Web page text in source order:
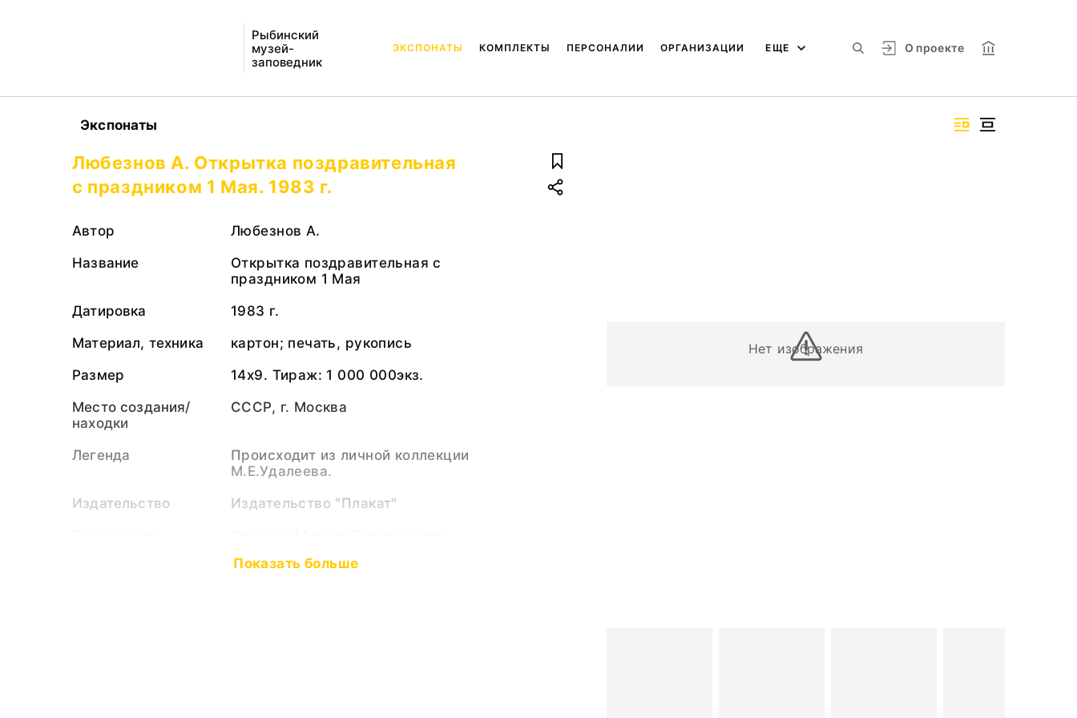
Рыбинский
музей-
заповедник
О проекте
ЭКСПОНАТЫ КОМПЛЕКТЫ ПЕРСОНАЛИИ ОРГАНИЗАЦИИ ЕЩЕ
Экспонаты
Нет изображения
Любезнов А. Открытка поздравительная
с праздником 1 Мая. 1983 г.
Автор
Любезнов А.
Название
Открытка поздравительная с
праздником 1 Мая
Датировка
1983 г.
Материал, техника
картон; печать, рукопись
Размер
14х9. Тираж: 1 000 000экз.
Место создания/
находки
СССР, г. Москва
Легенда
Происходит из личной коллекции
М.Е.Удалеева.
Издательство
Издательство "Плакат"
Показать больше